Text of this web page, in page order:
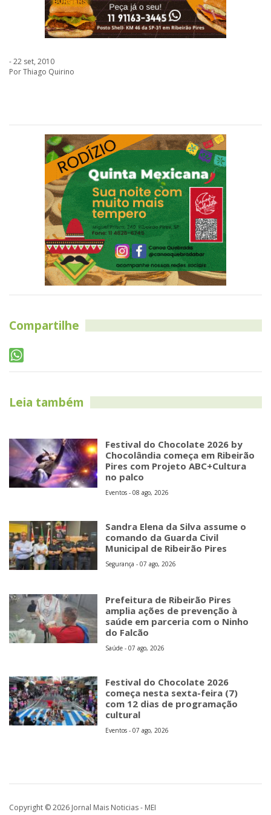
- 22 set, 2010
Por Thiago Quirino
Compartilhe
Leia também
Festival do Chocolate 2026 by
Chocolândia começa em Ribeirão
Pires com Projeto ABC+Cultura
no palco
Eventos - 08 ago, 2026
Sandra Elena da Silva assume o
comando da Guarda Civil
Municipal de Ribeirão Pires
Segurança - 07 ago, 2026
Prefeitura de Ribeirão Pires
amplia ações de prevenção à
saúde em parceria com o Ninho
do Falcão
Saúde - 07 ago, 2026
Festival do Chocolate 2026
começa nesta sexta-feira (7)
com 12 dias de programação
cultural
Eventos - 07 ago, 2026
Copyright © 2026 Jornal Mais Noticias - MEI